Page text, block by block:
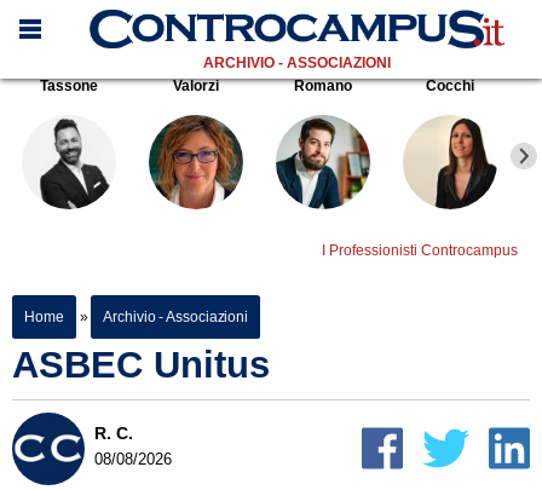
ARCHIVIO - ASSOCIAZIONI
Tassone
Valorzi Romano Cocchi
I Professionisti Controcampus
Home » Archivio - Associazioni
ASBEC Unitus
R. C.
08/08/2026